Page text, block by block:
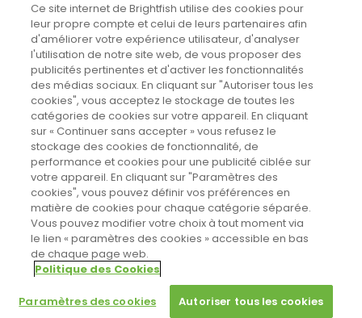
TOUTES LES NEWS
CINEVOX SUR FACEBOOK
Designed byPoids Plume
© Copyright 2011-2026, All Rights Reserved -Politique de cookies
Paramètres des cookies
Sahifa ThemeLicense is not validated, Go to the theme options
page to validate the license, You need a single license for each
domain name.
Ce site internet de Brightfish utilise des cookies pour
leur propre compte et celui de leurs partenaires afin
d'améliorer votre expérience utilisateur, d'analyser
l'utilisation de notre site web, de vous proposer des
publicités pertinentes et d'activer les fonctionnalités
des médias sociaux. En cliquant sur "Autoriser tous les
cookies", vous acceptez le stockage de toutes les
catégories de cookies sur votre appareil. En cliquant
sur « Continuer sans accepter » vous refusez le
stockage des cookies de fonctionnalité, de
performance et cookies pour une publicité ciblée sur
votre appareil. En cliquant sur "Paramètres des
cookies", vous pouvez définir vos préférences en
matière de cookies pour chaque catégorie séparée.
Vous pouvez modifier votre choix à tout moment via
le lien « paramètres des cookies » accessible en bas
de chaque page web.
Politique des Cookies
Paramètres des cookies Autoriser tous les cookies